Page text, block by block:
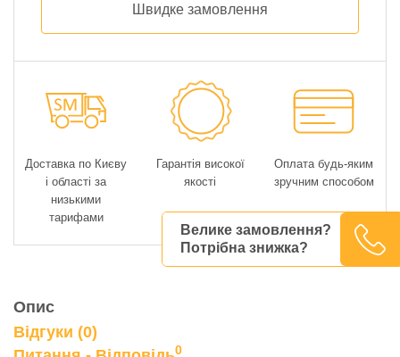
Швидке замовлення
Велике замовлення?
Потрібна знижка?
Доставка по Києву
і області за
низькими
тарифами
Гарантія високої
якості
Оплата будь-яким
зручним способом
Опис
Відгуки (0)
0